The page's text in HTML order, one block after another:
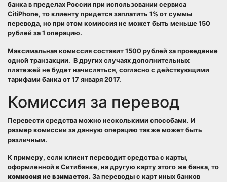
банка в пределах России при использовании сервиса
CitiPhone, то клиенту придется заплатить 1% от суммы
перевода, но при этом комиссия не может быть меньше 150
рублей за 1 операцию.
Максимальная комиссия составит 1500 рублей за проведение
одной транзакции. В других случаях дополнительных
платежей не будет начисляться, согласно с действующими
тарифами банка от 17 января 2017.
Комиссия за перевод
Перевести средства можно несколькими способами. И
размер комиссии за данную операцию также может быть
различным.
К примеру, если клиент переводит средства с карты,
оформленной в Ситибанке, на другую карту этого же банка, то
комиссия не взимается. За переводы с карт иных банков